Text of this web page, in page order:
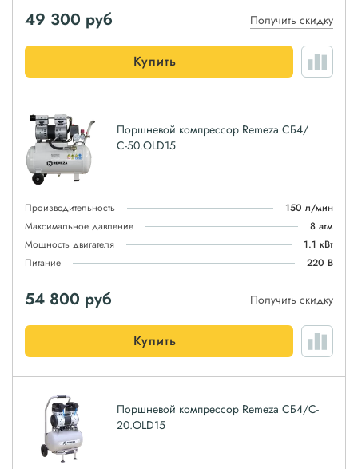
49 300 руб Получить скидку
Купить
Поршневой компрессор Remeza СБ4/
С-50.OLD15
Производительность
150 л/мин
Максимальное давление
8 атм
Мощность двигателя
1.1 кВт
Питание
220 В
54 800 руб Получить скидку
Купить
Поршневой компрессор Remeza СБ4/C-
20.OLD15